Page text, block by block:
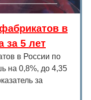
в
за 5 лет
в России по
на 0,8%, до 4,35
за